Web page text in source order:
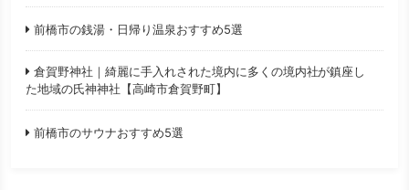
前橋市の銭湯・日帰り温泉おすすめ5選
倉賀野神社｜綺麗に手入れされた境内に多くの境内社が鎮座し
た地域の氏神神社【高崎市倉賀野町】
前橋市のサウナおすすめ5選